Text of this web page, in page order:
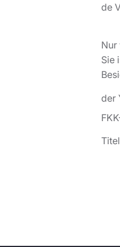
de
Nur
Sie
der